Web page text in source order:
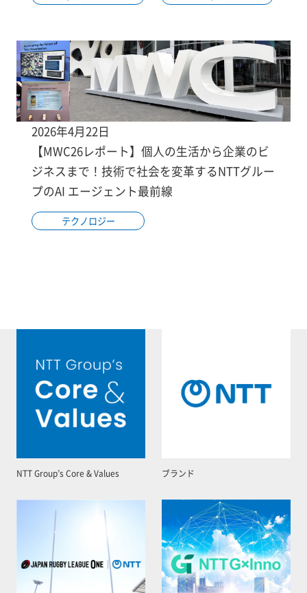
2026年4月22日
【MWC26レポート】個人の生活から企業のビ
ジネスまで！技術で社会を変革するNTTグルー
プのAI エージェント最前線
テクノロジー
NTT Group’s Core & Values ブランド